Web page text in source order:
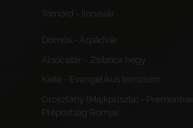
Tömörd - Ilonavár
Dömös - Árpádvár
Alsócsitár - Zsibrica hegy
Kiéte - Evangélikus templom
Oroszlány (Majkpuszta) - Premontrei
Prépostság Romjai